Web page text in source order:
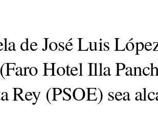
de José Luis
Hotel Illa
Rey (PSOE) sea